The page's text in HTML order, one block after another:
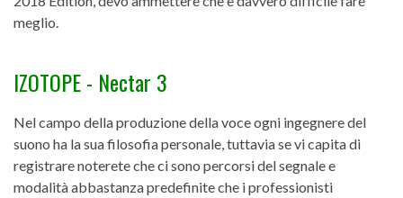
meglio.
IZOTOPE - Nectar 3
Nel campo della produzione della voce ogni ingegnere del
suono ha la sua filosofia personale, tuttavia se vi capita di
registrare noterete che ci sono percorsi del segnale e
modalità abbastanza predefinite che i professionisti